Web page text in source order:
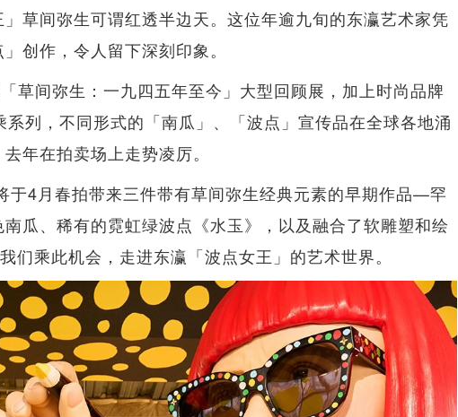
草间弥生可谓红透半边天。这位年逾九旬的东瀛艺术家凭
创作，令人留下深刻印象。
草间弥生：一九四五年至今」大型回顾展，加上时尚品牌
列，不同形式的「南瓜」、「波点」宣传品在全球各地涌
年在拍卖场上走势凌厉。
于4月春拍带来三件带有草间弥生经典元素的早期作品—罕
瓜、稀有的霓虹绿波点《水玉》，以及融合了软雕塑和绘
们乘此机会，走进东瀛「波点女王」的艺术世界。